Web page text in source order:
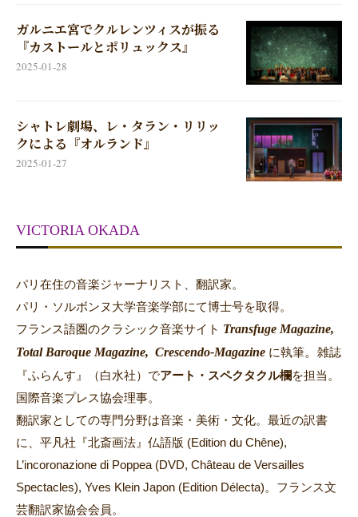
ガルニエ宮でクルレンツィスが振る
『カストールとポリュックス』
2025-01-28
シャトレ劇場、レ・タラン・リリッ
クによる『オルランド』
2025-01-27
VICTORIA OKADA
パリ在住の音楽ジャーナリスト、翻訳家。
パリ・ソルボンヌ大学音楽学部にて博士号を取得。
フランス語圏のクラシック音楽サイト Transfuge Magazine,
Total Baroque Magazine, Crescendo-Magazine に執筆。 雑誌
『ふらんす』（白水社）でアート・スペクタクル欄を担当。
国際音楽プレス協会理事。
翻訳家としての専門分野は音楽・美術・文化。最近の訳書
に、平凡社『北斎画法』仏語版 (Edition du Chêne),
L’incoronazione di Poppea (DVD, Château de Versailles
Spectacles), Yves Klein Japon (Edition Délecta)。フランス文
芸翻訳家協会会員。